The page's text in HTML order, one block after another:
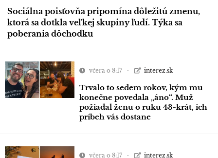
Sociálna poisťovňa pripomína dôležitú zmenu,
ktorá sa dotkla veľkej skupiny ľudí. Týka sa
poberania dôchodku
včera o 8:17 interez.sk
Trvalo to sedem rokov, kým mu
konečne povedala „áno“. Muž
požiadal ženu o ruku 43-krát, ich
príbeh vás dostane
včera o 8:17 interez.sk